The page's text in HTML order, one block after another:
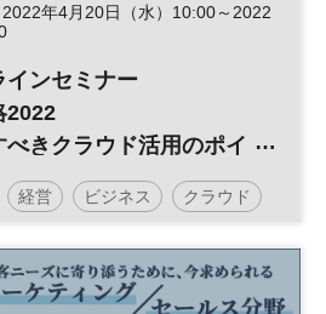
2022年4月20日（水）10:00～2022
インセミナー
2022
べきクラウド活用のポイ
経営 ビジネス クラウド
インセミナー